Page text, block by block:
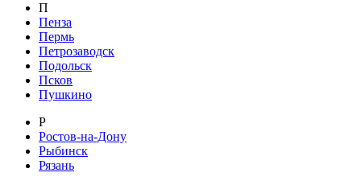
П
Пенза
Пермь
Петрозаводск
Подольск
Псков
Пушкино
Р
Ростов-на-Дону
Рыбинск
Рязань